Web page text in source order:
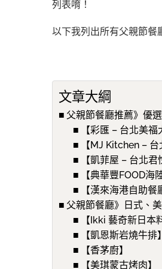
列表唷！
以下我列出所有父親節餐
文章大綱
父親節餐廳推薦》優
【彩匯 – 台北美福
【MJ Kitchen – 台
【凱菲屋 – 台北君
【典華豐FOOD海
【漢來海港自助餐
父親節餐廳》日式、
【Ikki 藝奇新日本
【凱恩斯岩燒牛排】
【香茅廚】
【美琪蒙古烤肉】